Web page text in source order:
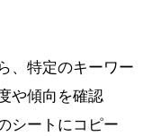
、特定のキーワー
や傾向を確認
シートにコピー